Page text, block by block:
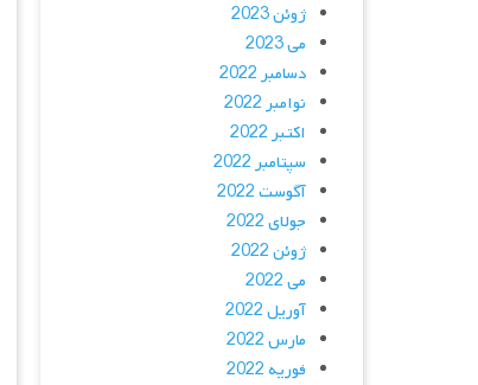
ژوئن 2023
می 2023
دسامبر 2022
نوامبر 2022
اکتبر 2022
سپتامبر 2022
آگوست 2022
جولای 2022
ژوئن 2022
می 2022
آوریل 2022
مارس 2022
فوریه 2022